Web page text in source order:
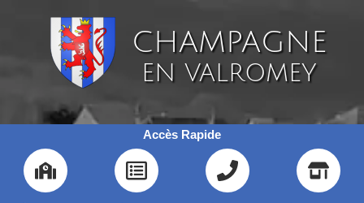
CHAMPAGNE
EN VALROMEY
Accès Rapide